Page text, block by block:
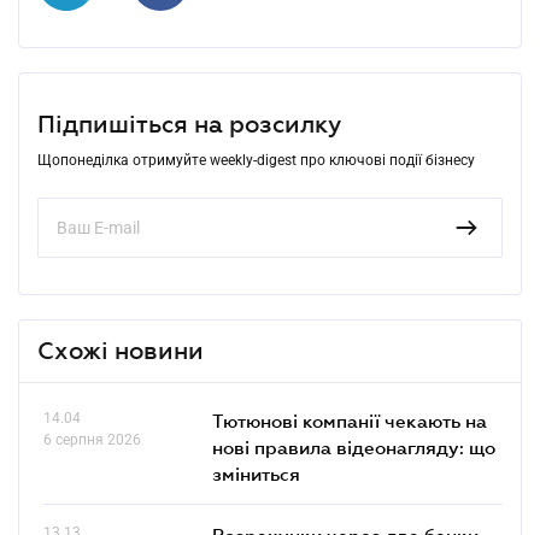
Підпишіться на розсилку
Щопонеділка отримуйте weekly-digest про ключові події бізнесу
Схожі новини
14.04
6 серпня 2026
Тютюнові компанії чекають на
нові правила відеонагляду: що
зміниться